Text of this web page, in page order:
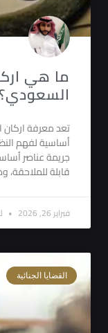
ما هي
تعد معرفة
أساسية لفهم
جريمة عناصر
قابلة للملاحقة،
فبراير 26, 2026
القضايا الجنائية